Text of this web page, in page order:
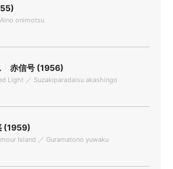
onimotsu
赤信号 (1956)
Light ／ Suzakiparadaisu akashingo
(1959)
Island ／ Guramatono yuwaku